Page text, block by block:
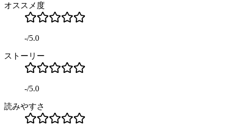
オススメ度
-/5.0
ストーリー
-/5.0
読みやすさ